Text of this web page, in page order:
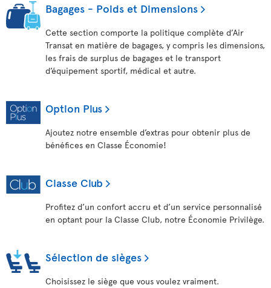
Bagages - Poids et Dimensions
Cette section comporte la politique complète d’Air
Transat en matière de bagages, y compris les dimensions,
les frais de surplus de bagages et le transport
d’équipement sportif, médical et autre.
Option Plus
Ajoutez notre ensemble d’extras pour obtenir plus de
bénéfices en Classe Économie!
Classe Club
Profitez d’un confort accru et d’un service personnalisé
en optant pour la Classe Club, notre Économie Privilège.
Sélection de sièges
Choisissez le siège que vous voulez vraiment.